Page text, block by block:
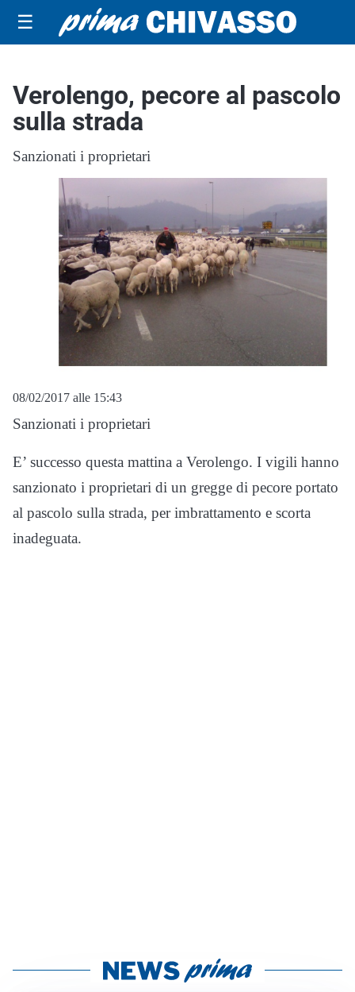
☰
Verolengo, pecore al pascolo
sulla strada
Sanzionati i proprietari
08/02/2017 alle 15:43
Sanzionati i proprietari
E’ successo questa mattina a Verolengo. I vigili hanno
sanzionato i proprietari di un gregge di pecore portato
al pascolo sulla strada, per imbrattamento e scorta
inadeguata.